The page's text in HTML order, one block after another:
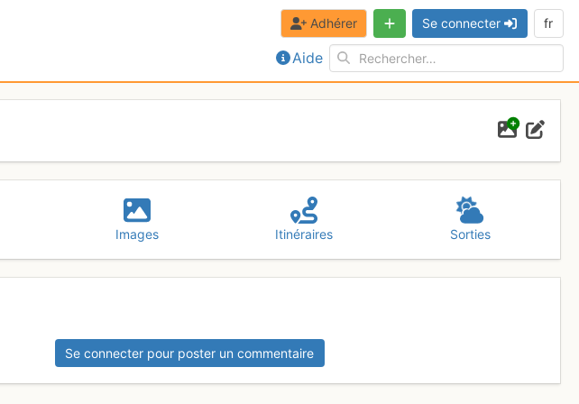
Aide
Adhérer Se connecter fr
Images Itinéraires Sorties
Se connecter pour poster un commentaire